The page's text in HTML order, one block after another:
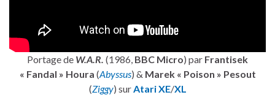
Portage de W.A.R. (1986, BBC Micro) par Frantisek
« Fandal » Houra (Abyssus) & Marek « Poison » Pesout
(Ziggy) surAtari XE/XL